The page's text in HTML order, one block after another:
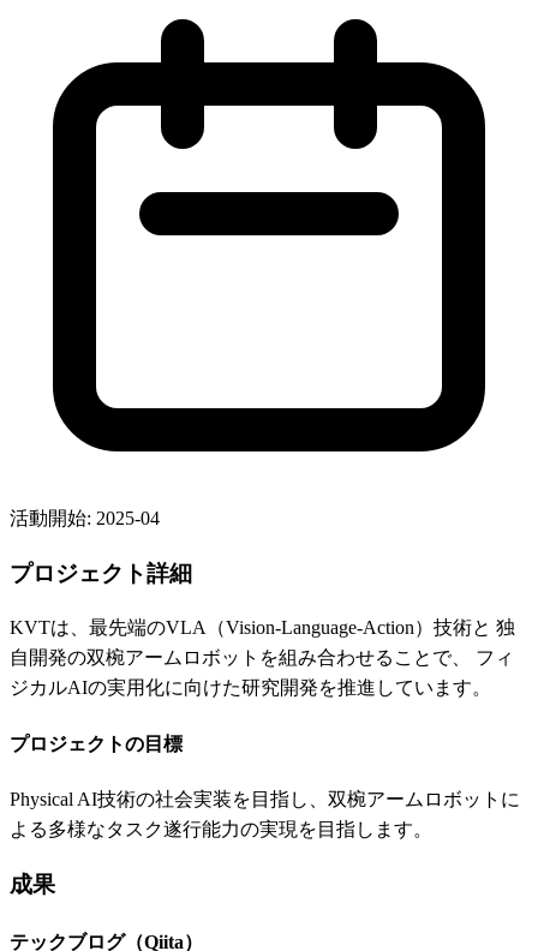
活動開始: 2025-04
プロジェクト詳細
KVTは、最先端のVLA（Vision-Language-Action）技術と 独
自開発の双椀アームロボットを組み合わせることで、 フィ
ジカルAIの実用化に向けた研究開発を推進しています。
プロジェクトの目標
Physical AI技術の社会実装を目指し、双椀アームロボットに
よる多様なタスク遂行能力の実現を目指します。
成果
テックブログ（Qiita）